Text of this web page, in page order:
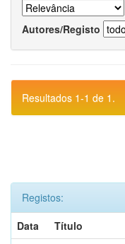
Autores/Registo
Resultados 1-1 de 1.
Registos:
Data
Título